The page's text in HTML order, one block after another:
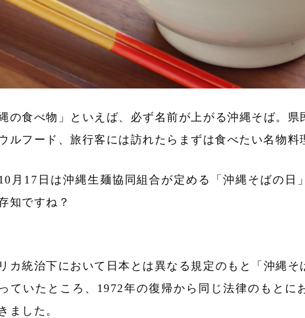
縄の食べ物」といえば、必ず名前が上がる沖縄そば。
ルフード、旅行客には訪れたらまずは食べたい名物料
月17日は沖縄生麺協同組合が定める「沖縄そばの日
知ですね？
カ統治下において日本とは異なる規定のもと「沖縄そ
ていたところ、1972年の復帰から同じ法律のもとに
ました。